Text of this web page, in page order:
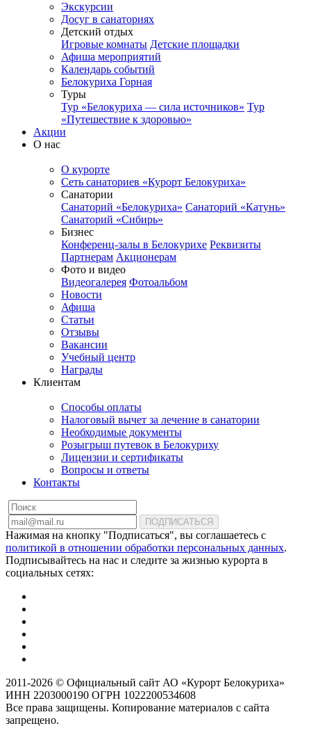
Экскурсии
Досуг в санаториях
Детский отдых
Игровые комнаты Детские площадки
Афиша мероприятий
Календарь событий
Белокуриха Горная
Туры
Тур «Белокуриха — сила источников» Тур
«Путешествие к здоровью»
Акции
О нас
О курорте
Сеть санаториев «Курорт Белокуриха»
Санатории
Санаторий «Белокуриха» Санаторий «Катунь»
Санаторий «Сибирь»
Бизнес
Конференц-залы в Белокурихе Реквизиты
Партнерам Акционерам
Фото и видео
Видеогалерея Фотоальбом
Новости
Афиша
Статьи
Отзывы
Вакансии
Учебный центр
Награды
Клиентам
Способы оплаты
Налоговый вычет за лечение в санатории
Необходимые документы
Розыгрыш путевок в Белокуриху
Лицензии и сертификаты
Вопросы и ответы
Контакты
ПОДПИСАТЬСЯ
Нажимая на кнопку "Подписаться", вы соглашаетесь с
политикой в отношении обработки персональных данных.
Подписывайтесь на нас и следите за жизнью курорта в
социальных сетях:
2011-2026 © Официальный сайт АО «Курорт Белокуриха»
ИНН 2203000190 ОГРН 1022200534608
Все права защищены. Копирование материалов с сайта
запрещено.